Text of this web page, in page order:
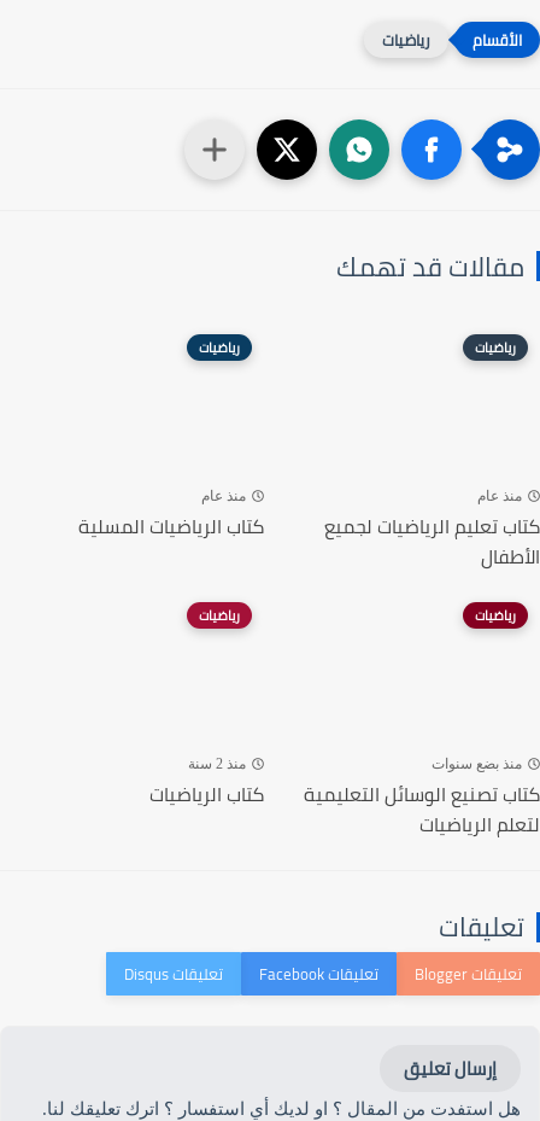
رياضيات
مقالات قد تهمك
رياضيات
منذ عام
كتاب تعليم الرياضيات لجميع
الأطفال
رياضيات
منذ عام
كتاب الرياضيات المسلية
رياضيات
منذ بضع سنوات
كتاب تصنيع الوسائل التعليمية
لتعلم الرياضيات
رياضيات
منذ 2 سنة
كتاب الرياضيات
تعليقات
إرسال تعليق
هل استفدت من المقال ؟ او لديك أي استفسار ؟ اترك تعليقك لنا.